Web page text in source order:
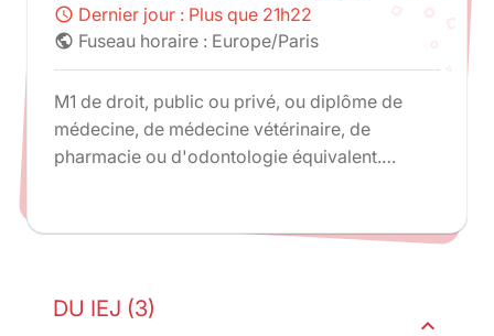
schedule Dernier jour : Plus que 21h22
public Fuseau horaire : Europe/Paris
M1 de droit, public ou privé, ou diplôme de
médecine, de médecine vétérinaire, de
pharmacie ou d'odontologie équivalent.
professionnelle ou de la possession d'un
DU IEJ (3)
expand_less